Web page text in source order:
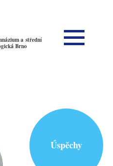
a střední
Brno
Úspěchy